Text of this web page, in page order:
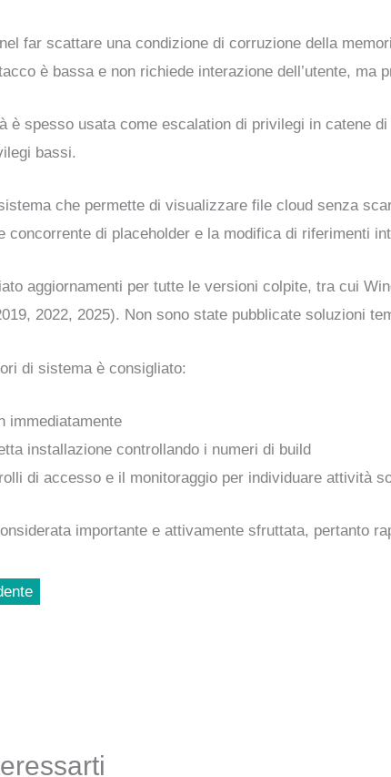
far scattare una condizione di corruzione della
è bassa e non richiede interazione dell’utente, ma
è spesso usata come escalation di privilegi in catene
bassi.
che permette di visualizzare file cloud senza
concorrente di placeholder e la modifica di riferimenti
aggiornamenti per tutte le versioni colpite, tra cui
2022, 2025). Non sono state pubblicate soluzioni
di sistema è consigliato:
immediatamente
installazione controllando i numeri di build
di accesso e il monitoraggio per individuare attività
importante e attivamente sfruttata, pertanto